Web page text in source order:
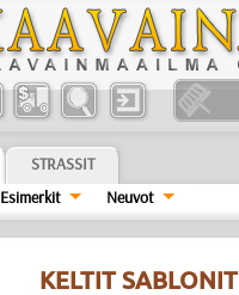
STRASSIT
Esimerkit Neuvot
KELTIT SABLONIT